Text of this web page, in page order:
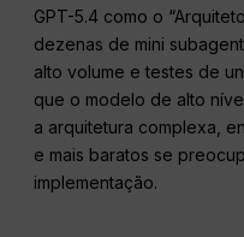
GPT-5.4 como o
dezenas de mini
alto volume e testes de
que o modelo de alto
a arquitetura complexa,
e mais baratos se
implementação.